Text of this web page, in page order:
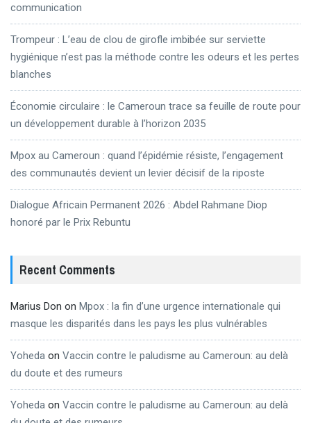
communication
Trompeur : L’eau de clou de girofle imbibée sur serviette
hygiénique n’est pas la méthode contre les odeurs et les pertes
blanches
Économie circulaire : le Cameroun trace sa feuille de route pour
un développement durable à l’horizon 2035
Mpox au Cameroun : quand l’épidémie résiste, l’engagement
des communautés devient un levier décisif de la riposte
Dialogue Africain Permanent 2026 : Abdel Rahmane Diop
honoré par le Prix Rebuntu
Recent Comments
Marius Don on Mpox : la fin d’une urgence internationale qui
masque les disparités dans les pays les plus vulnérables
Yoheda on Vaccin contre le paludisme au Cameroun: au delà
du doute et des rumeurs
Yoheda on Vaccin contre le paludisme au Cameroun: au delà